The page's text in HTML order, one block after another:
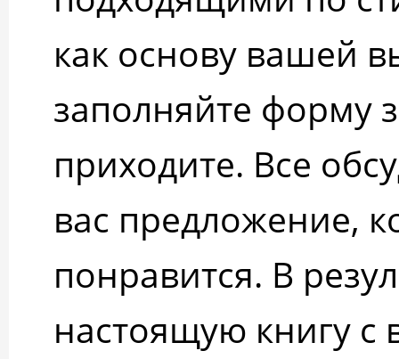
как основу вашей
заполняйте форму
приходите. Все
вас предложение,
понравится. В
настоящую книгу